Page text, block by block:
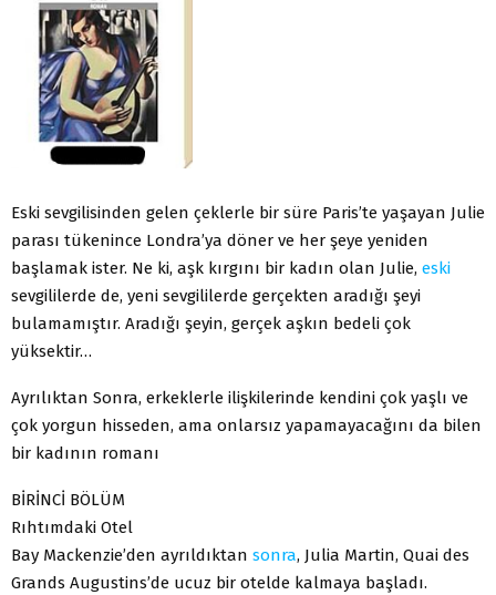
Eski sevgilisinden gelen çeklerle bir süre Paris’te yaşayan Julie
parası tükenince Londra’ya döner ve her şeye yeniden
başlamak ister. Ne ki, aşk kırgını bir kadın olan Julie, eski
sevgililerde de, yeni sevgililerde gerçekten aradığı şeyi
bulamamıştır. Aradığı şeyin, gerçek aşkın bedeli çok
yüksektir…
Ayrılıktan Sonra, erkeklerle ilişkilerinde kendini çok yaşlı ve
çok yorgun hisseden, ama onlarsız yapamayacağını da bilen
bir kadının romanı
BİRİNCİ BÖLÜM
Rıhtımdaki Otel
Bay Mackenzie’den ayrıldıktan sonra, Julia Martin, Quai des
Grands Augustins’de ucuz bir otelde kalmaya başladı.